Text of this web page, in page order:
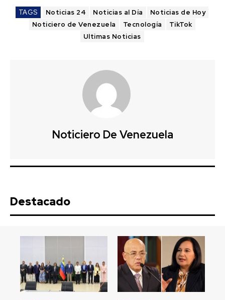
TAGS Noticias 24 Noticias al Día
Noticias de Hoy
Noticiero de Venezuela
Tecnología
TikTok
Ultimas Noticias
Noticiero De Venezuela
Destacado